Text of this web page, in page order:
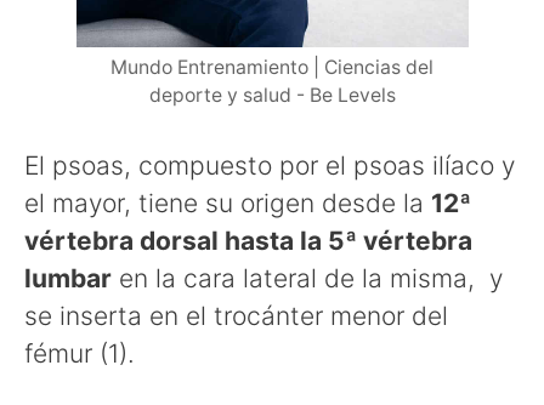
Mundo Entrenamiento | Ciencias del
deporte y salud - Be Levels
El psoas, compuesto por el psoas ilíaco y
el mayor, tiene su origen desde la 12ª
vértebra dorsal hasta la 5ª vértebra
lumbar en la cara lateral de la misma, y
se inserta en el trocánter menor del
fémur (1).